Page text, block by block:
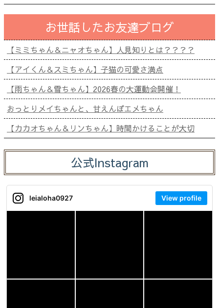
お世話したお友達ブログ
【ミミちゃん＆ニャオちゃん】人見知りとは？？？？
【アイくん＆スミちゃん】子猫の可愛さ満点
【雨ちゃん＆雪ちゃん】2026春の大運動会開催！
おっとりメイちゃんと、甘えんぼエメちゃん
【カカオちゃん＆リンちゃん】時間かけることが大切
公式Instagram
leialoha0927 View profile